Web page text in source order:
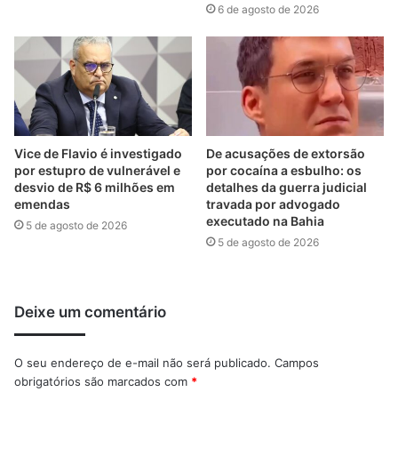
6 de agosto de 2026
Vice de Flavio é investigado
por estupro de vulnerável e
desvio de R$ 6 milhões em
emendas
5 de agosto de 2026
De acusações de extorsão
por cocaína a esbulho: os
detalhes da guerra judicial
travada por advogado
executado na Bahia
5 de agosto de 2026
Deixe um comentário
O seu endereço de e-mail não será publicado. Campos
obrigatórios são marcados com *